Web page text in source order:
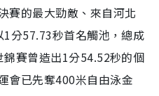
賽的最大勁敵、來自河北
分57.73秒首名觸池，總成
賽曾造出1分54.52秒的個
會已先奪400米自由泳金